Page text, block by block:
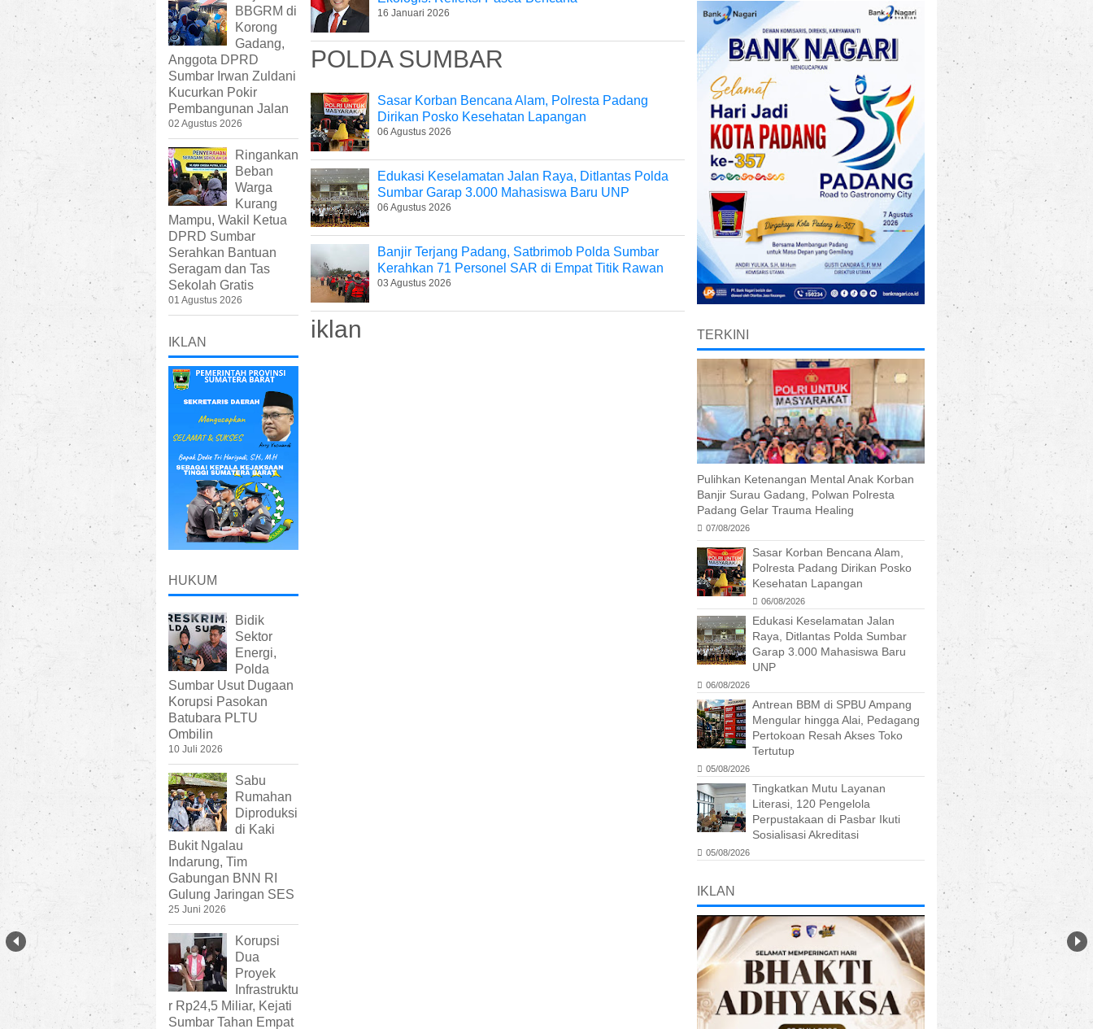
16 Januari 2026
POLDA SUMBAR
Sasar Korban Bencana Alam, Polresta Padang
Dirikan Posko Kesehatan Lapangan
06 Agustus 2026
Edukasi Keselamatan Jalan Raya, Ditlantas Polda
Sumbar Garap 3.000 Mahasiswa Baru UNP
06 Agustus 2026
Banjir Terjang Padang, Satbrimob Polda Sumbar
Kerahkan 71 Personel SAR di Empat Titik Rawan
03 Agustus 2026
iklan
BBGRM di
Korong
Gadang,
Anggota DPRD
Sumbar Irwan Zuldani
Kucurkan Pokir
Pembangunan Jalan
02 Agustus 2026
Ringankan
Beban
Warga
Kurang
Mampu, Wakil Ketua
DPRD Sumbar
Serahkan Bantuan
Seragam dan Tas
Sekolah Gratis
01 Agustus 2026
IKLAN
HUKUM
Bidik
Sektor
Energi,
Polda
Sumbar Usut Dugaan
Korupsi Pasokan
Batubara PLTU
Ombilin
10 Juli 2026
Sabu
Rumahan
Diproduksi
di Kaki
Bukit Ngalau
Indarung, Tim
Gabungan BNN RI
Gulung Jaringan SES
25 Juni 2026
Korupsi
Dua
Proyek
Infrastruktu
r Rp24,5 Miliar, Kejati
Sumbar Tahan Empat
TERKINI
Pulihkan Ketenangan Mental Anak Korban
Banjir Surau Gadang, Polwan Polresta
Padang Gelar Trauma Healing
07/08/2026
Sasar Korban Bencana Alam,
Polresta Padang Dirikan Posko
Kesehatan Lapangan
06/08/2026
Edukasi Keselamatan Jalan
Raya, Ditlantas Polda Sumbar
Garap 3.000 Mahasiswa Baru
UNP
06/08/2026
Antrean BBM di SPBU Ampang
Mengular hingga Alai, Pedagang
Pertokoan Resah Akses Toko
Tertutup
05/08/2026
Tingkatkan Mutu Layanan
Literasi, 120 Pengelola
Perpustakaan di Pasbar Ikuti
Sosialisasi Akreditasi
05/08/2026
IKLAN